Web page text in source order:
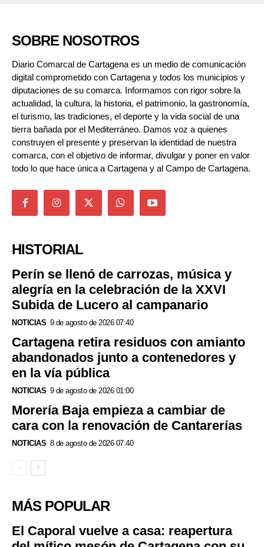
SOBRE NOSOTROS
Diario Comarcal de Cartagena es un medio de comunicación
digital comprometido con Cartagena y todos los municipios y
diputaciones de su comarca. Informamos con rigor sobre la
actualidad, la cultura, la historia, el patrimonio, la gastronomía,
el turismo, las tradiciones, el deporte y la vida social de una
tierra bañada por el Mediterráneo. Damos voz a quienes
construyen el presente y preservan la identidad de nuestra
comarca, con el objetivo de informar, divulgar y poner en valor
todo lo que hace única a Cartagena y al Campo de Cartagena.
HISTORIAL
Perín se llenó de carrozas, música y
alegría en la celebración de la XXVI
Subida de Lucero al campanario
NOTICIAS 9 de agosto de 2026 07:40
Cartagena retira residuos con amianto
abandonados junto a contenedores y
en la vía pública
NOTICIAS 9 de agosto de 2026 01:00
Morería Baja empieza a cambiar de
cara con la renovación de Cantarerías
NOTICIAS 8 de agosto de 2026 07:40
MÁS POPULAR
El Caporal vuelve a casa: reapertura